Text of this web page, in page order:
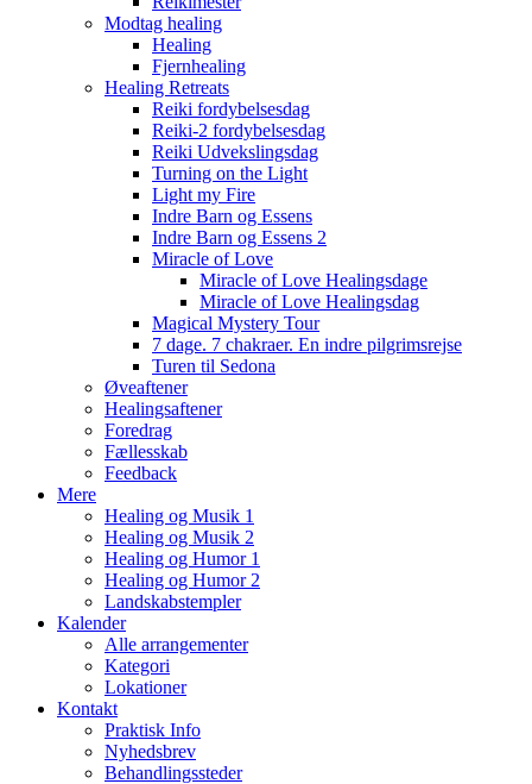
Modtag healing
Healing
Fjernhealing
Healing Retreats
Reiki fordybelsesdag
Reiki-2 fordybelsesdag
Reiki Udvekslingsdag
Turning on the Light
Light my Fire
Indre Barn og Essens
Indre Barn og Essens 2
Miracle of Love
Miracle of Love Healingsdage
Miracle of Love Healingsdag
Magical Mystery Tour
7 dage. 7 chakraer. En indre pilgrimsrejse
Turen til Sedona
Øveaftener
Healingsaftener
Foredrag
Fællesskab
Feedback
Mere
Healing og Musik 1
Healing og Musik 2
Healing og Humor 1
Healing og Humor 2
Landskabstempler
Kalender
Alle arrangementer
Kategori
Lokationer
Kontakt
Praktisk Info
Nyhedsbrev
Behandlingssteder